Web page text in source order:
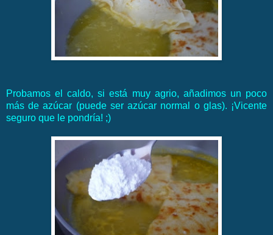
Probamos el caldo, si está muy agrio, añadimos un poco
más de azúcar (puede ser azúcar normal o glas). ¡Vicente
seguro que le pondría! ;)